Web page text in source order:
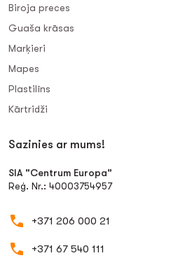
Biroja preces
Guaša krāsas
Marķieri
Mapes
Plastilīns
Kārtridži
Sazinies ar mums!
SIA "Centrum Europa"
Reģ. Nr.: 40003754957
+371 206 000 21
+371 67 540 111